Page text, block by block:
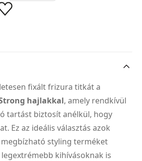
fixált frizura titkát a
Strong hajlakkal, amely rendkívül
tartást biztosít anélkül, hogy
Ez az ideális választás azok
megbízható styling terméket
kihívásoknak is